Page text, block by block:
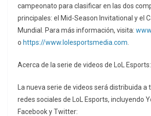
campeonato para clasificar en las dos
principales: el Mid-Season Invitational y el
Mundial. Para más información, visita:
o https://www.lolesportsmedia.com
Acerca de la serie de videos de LoL Esports:
La nueva serie de videos será distribuida a
redes sociales de LoL Esports, incluyendo
Facebook y Twitter: